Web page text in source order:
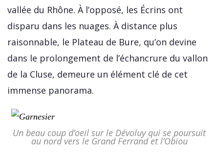
vallée du Rhône. À l’opposé, les Écrins ont
disparu dans les nuages. À distance plus
raisonnable, le Plateau de Bure, qu’on devine
dans le prolongement de l’échancrure du vallon
de la Cluse, demeure un élément clé de cet
immense panorama.
Un beau coup d’oeil sur le Dévoluy qui se poursuit
au nord vers le Grand Ferrand et l’Obiou